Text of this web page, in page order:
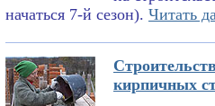
начаться 7-й сезон). Читать
кирпичных